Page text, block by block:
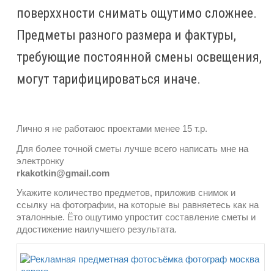
поверххности снимать ощутимо сложнее.
Предметы разного размера и фактуры,
требующие постоянной смены освещения,
могут тарифицироваться иначе.
Лично я не работаюс проектами менее 15 т.р.
Для более точной сметы лучше всего написать мне на
электронку
rkakotkin@gmail.com
Укажите количество предметов, приложив снимок и
ссылку на фотографии, на которые вы равняетесь как на
эталонные. Ёто ощутимо упростит составление сметы и
ддостижение наилучшего результата.